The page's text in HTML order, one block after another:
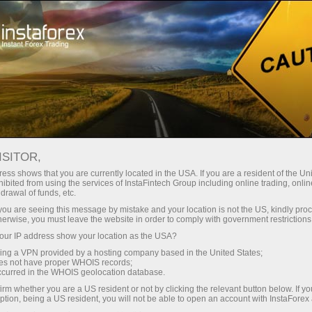
InstaForex के साथ आपको वास्तविक
लीवरेज, मार्केट में बेहतरीन स्प्रेड्स और
कमीशन, और स्टॉक्स व इंडेक्स ट्रेडिंग के लिए
फायदेमंद शर्तें।
छोटे
हर डिपॉजिट पर
30% बोनस
ट्रेडिंग में
और हाईवे पर गति
shows that you are currently located in the USA. If you are a resident of the
from using the services of InstaFintech Group including online trading,
of funds, etc.
are seeing this message by mistake and your location is not the US, kindly
you must leave the website in order to comply with government
IP address show your location as the USA?
a VPN provided by a hosting company based in the United States;
not have proper WHOIS records;
in the WHOIS geolocation database.
whether you are a US resident or not by clicking the relevant button below. If
being a US resident, you will not be able to open an account with InstaForex